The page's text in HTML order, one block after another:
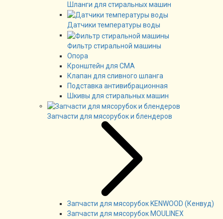
Шланги для стиральных машин
Датчики температуры воды
Фильтр стиральной машины
Опора
Кронштейн для СМА
Клапан для сливного шланга
Подставка антивибрационная
Шкивы для стиральных машин
Запчасти для мясорубок и блендеров
Запчасти для мясорубок KENWOOD (Кенвуд)
Запчасти для мясорубок MOULINEX